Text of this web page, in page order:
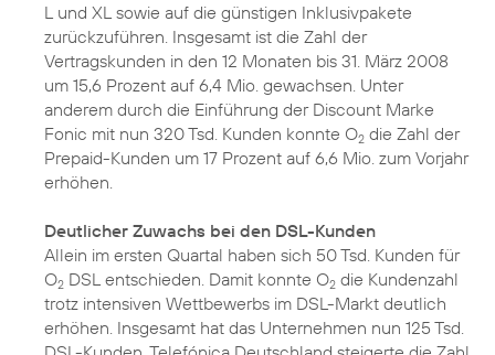
L und XL sowie auf die günstigen Inklusivpakete
zurückzuführen. Insgesamt ist die Zahl der
Vertragskunden in den 12 Monaten bis 31. März 2008
um 15,6 Prozent auf 6,4 Mio. gewachsen. Unter
anderem durch die Einführung der Discount Marke
Fonic mit nun 320 Tsd. Kunden konnte O2 die Zahl der
Prepaid-Kunden um 17 Prozent auf 6,6 Mio. zum Vorjahr
erhöhen.
Deutlicher Zuwachs bei den DSL-Kunden
Allein im ersten Quartal haben sich 50 Tsd. Kunden für
O2 DSL entschieden. Damit konnte O2 die Kundenzahl
trotz intensiven Wettbewerbs im DSL-Markt deutlich
erhöhen. Insgesamt hat das Unternehmen nun 125 Tsd.